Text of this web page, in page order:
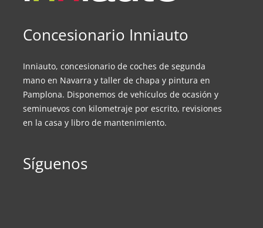
Concesionario Inniauto
Inniauto, concesionario de coches de segunda
mano en Navarra y taller de chapa y pintura en
Pamplona. Disponemos de vehículos de ocasión y
seminuevos con kilometraje por escrito, revisiones
en la casa y libro de mantenimiento.
Síguenos